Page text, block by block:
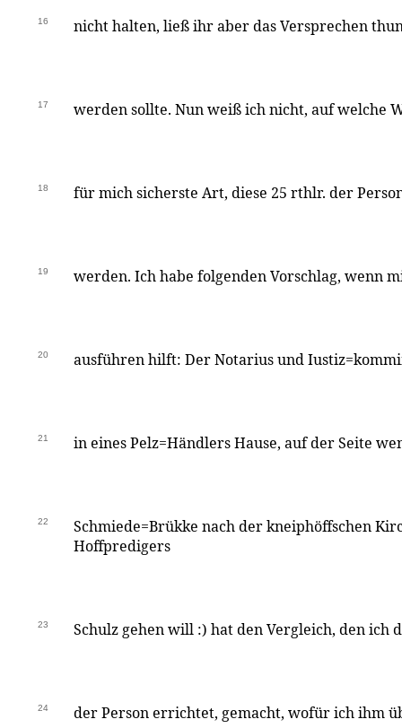
16 nicht halten, ließ ihr aber das Versprechen
17 werden sollte. Nun weiß ich nicht, auf welche
18 für mich sicherste Art, diese 25 rthlr. der
19 werden. Ich habe folgenden Vorschlag, wenn
20 ausführen hilft: Der Notarius und
21 in eines Pelz=Händlers Hause, auf der Seite
22
Schmiede=Brükke nach der kneiphöffschen
Hoffpredigers
23 Schulz gehen will :) hat den Vergleich, den ich
24 der Person errichtet, gemacht, wofür ich ihm